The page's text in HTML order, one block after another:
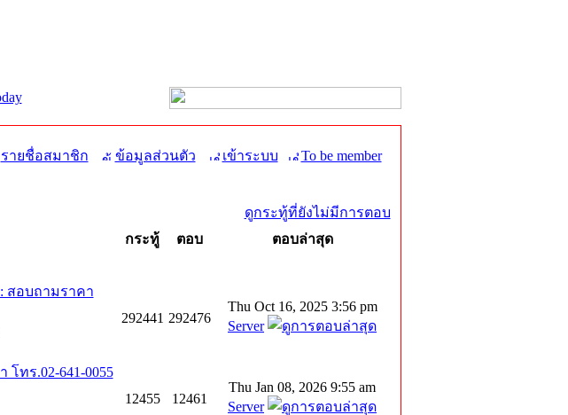
รายชื่อสมาชิก ข้อมูลส่วนตัว เข้าระบบ To be member
ดูกระทู้ที่ยังไม่มีการตอบ
กระทู้ ตอบ
ตอบล่าสุด
: สอบถามราคา
292441 292476
Thu Oct 16, 2025 3:56 pm
Server
โทร.02-641-0055
12455 12461
Thu Jan 08, 2026 9:55 am
Server